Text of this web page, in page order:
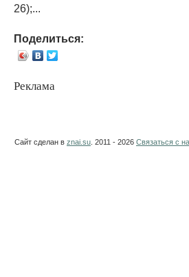
26);...
Поделиться:
Реклама
Сайт сделан в znai.su . 2011 - 2026 Связаться с